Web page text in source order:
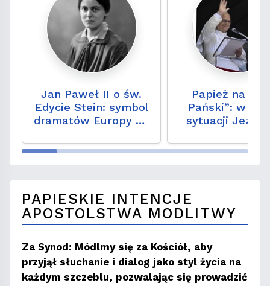
Jan Paweł II o św.
Edycie Stein: symbol
dramatów Europy XX
Papież na
Pański”: w
sytuacji Jezus
PAPIESKIE INTENCJE
APOSTOLSTWA MODLITWY
Za Synod: Módlmy się za Kościół, aby
przyjął słuchanie i dialog jako styl życia na
każdym szczeblu, pozwalając się prowadzić